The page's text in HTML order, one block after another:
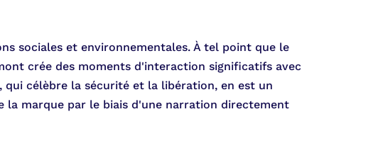
sociales et environnementales. À tel point que le
crée des moments d'interaction significatifs avec
qui célèbre la sécurité et la libération, en est un
la marque par le biais d'une narration directement